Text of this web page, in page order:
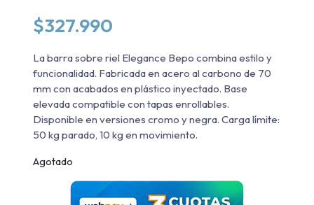
$327.990
La barra sobre riel Elegance Bepo combina estilo y
funcionalidad. Fabricada en acero al carbono de 70
mm con acabados en plástico inyectado. Base
elevada compatible con tapas enrollables.
Disponible en versiones cromo y negra. Carga límite:
50 kg parado, 10 kg en movimiento.
Agotado